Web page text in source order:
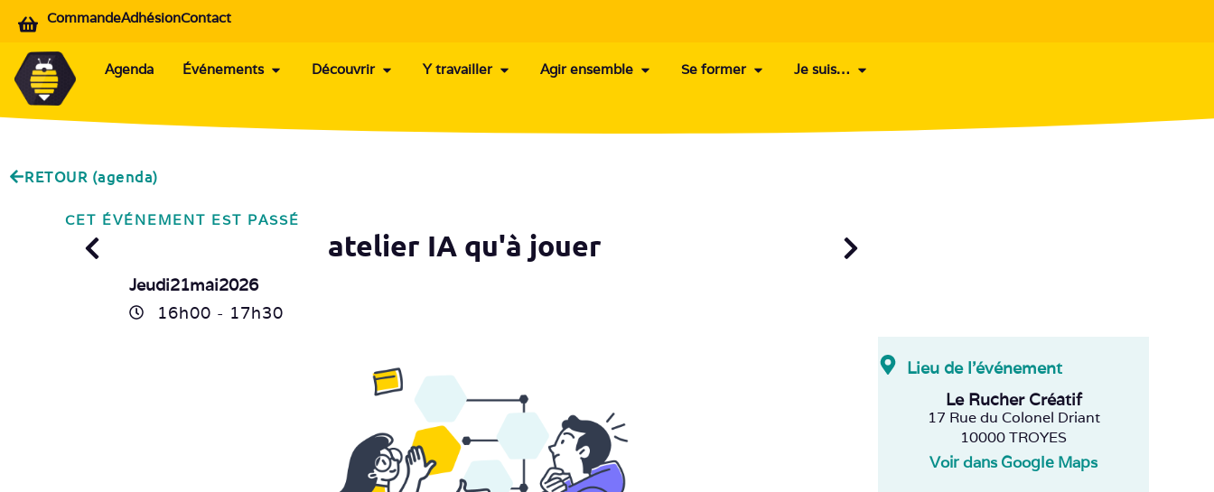
CommandeAdhésionContact
Agenda Événements Découvrir Y travailler Agir ensemble Se former Je suis…
RETOUR (agenda)
CET ÉVÉNEMENT EST PASSÉ
atelier IA qu'à jouer
Jeudi21mai2026
16h00 - 17h30
Lieu de l'événement
Le Rucher Créatif
17 Rue du Colonel Driant
10000 TROYES
Voir dans Google Maps